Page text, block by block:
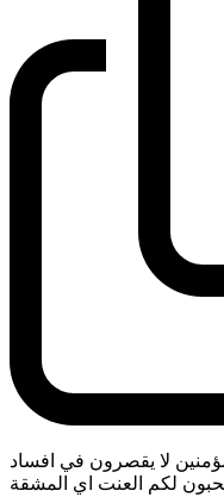
لا يقصرون في افساد
لكم العنت اي المشقة